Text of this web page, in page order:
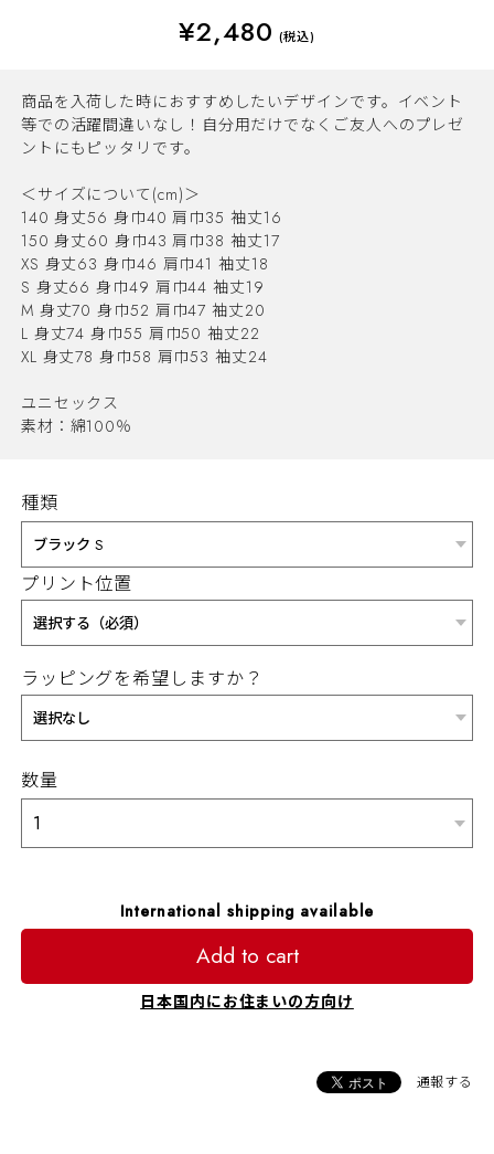
¥2,480 (税込)
商品を入荷した時におすすめしたいデザインです。イベント
等での活躍間違いなし！自分用だけでなくご友人へのプレゼ
ントにもピッタリです。
＜サイズについて(cm)＞
140 身丈56 身巾40 肩巾35 袖丈16
150 身丈60 身巾43 肩巾38 袖丈17
XS 身丈63 身巾46 肩巾41 袖丈18
S 身丈66 身巾49 肩巾44 袖丈19
M 身丈70 身巾52 肩巾47 袖丈20
L 身丈74 身巾55 肩巾50 袖丈22
XL 身丈78 身巾58 肩巾53 袖丈24
ユニセックス
素材：綿100％
種類
プリント位置
ラッピングを希望しますか？
数量
International shipping available
Add to cart
日本国内にお住まいの方向け
通報する